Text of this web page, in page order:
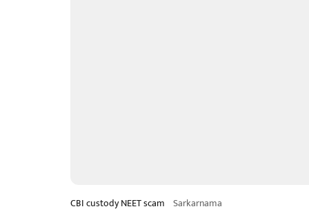
CBI custody NEET scam Sarkarnama